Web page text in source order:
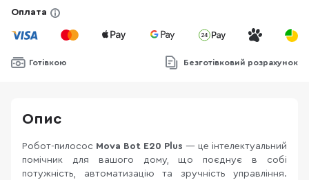
Оплата
Готівкою Безготівковий розрахунок
Опис
Робот-пилосос Mova Bot E20 Plus — це інтелектуальний
помічник для вашого дому, що поєднує в собі
потужність, автоматизацію та зручність управління.